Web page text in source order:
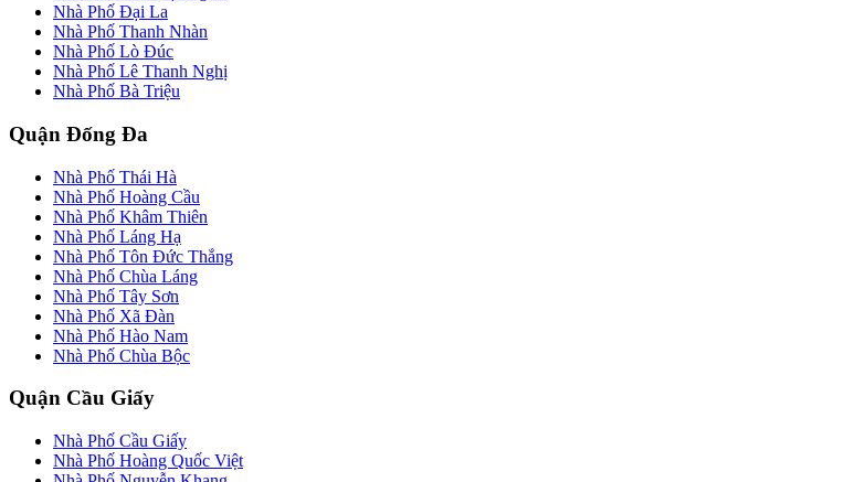
Nhà Phố Đại La
Nhà Phố Thanh Nhàn
Nhà Phố Lò Đúc
Nhà Phố Lê Thanh Nghị
Nhà Phố Bà Triệu
Quận Đống Đa
Nhà Phố Thái Hà
Nhà Phố Hoàng Cầu
Nhà Phố Khâm Thiên
Nhà Phố Láng Hạ
Nhà Phố Tôn Đức Thắng
Nhà Phố Chùa Láng
Nhà Phố Tây Sơn
Nhà Phố Xã Đàn
Nhà Phố Hào Nam
Nhà Phố Chùa Bộc
Quận Cầu Giấy
Nhà Phố Cầu Giấy
Nhà Phố Hoàng Quốc Việt